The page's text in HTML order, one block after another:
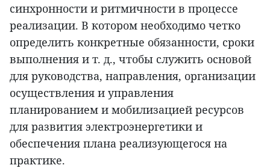
синхронности и ритмичности в процессе
реализации. В котором необходимо четко
определить конкретные обязанности, сроки
выполнения и т. д., чтобы служить основой
для руководства, направления, организации
осуществления и управления
планированием и мобилизацией ресурсов
для развития электроэнергетики и
обеспечения плана реализующегося на
практике.